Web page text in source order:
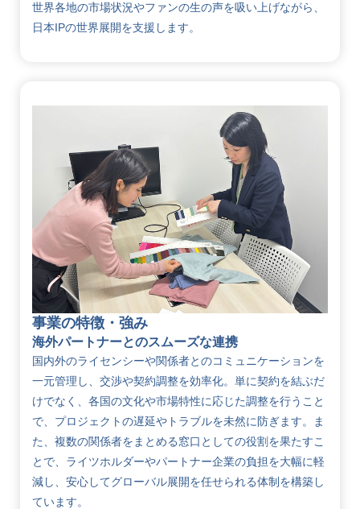
世界各地の市場状況やファンの生の声を吸い上げながら、
日本IPの世界展開を支援します。
事業の特徴・強み
海外パートナーとのスムーズな連携
国内外のライセンシーや関係者とのコミュニケーションを
一元管理し、交渉や契約調整を効率化。単に契約を結ぶだ
けでなく、各国の文化や市場特性に応じた調整を行うこと
で、プロジェクトの遅延やトラブルを未然に防ぎます。ま
た、複数の関係者をまとめる窓口としての役割を果たすこ
とで、ライツホルダーやパートナー企業の負担を大幅に軽
減し、安心してグローバル展開を任せられる体制を構築し
ています。